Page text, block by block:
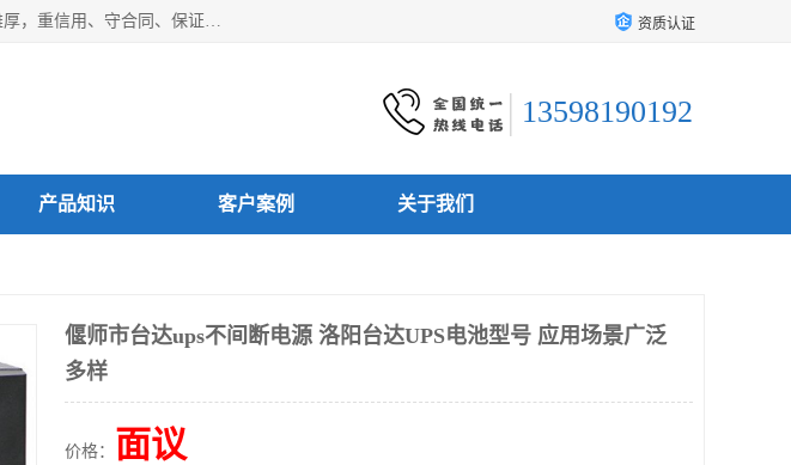
洛阳迎疆电子技术有限公司从事：洛阳山特UPS电源维修等服务。洛阳迎疆电子技术有限公司实力雄厚，重信用、守合同、保证产品质量，以多品种经营特色和薄利多销的原则，赢得了广大客户的信任。公司的宗旨——用服务求发展，用质量求生存！ 资质认证
13598190192
产品知识 客户案例 关于我们
偃师市台达ups不间断电源 洛阳台达UPS电池型号 应用场景广泛
多样
价格： 面议